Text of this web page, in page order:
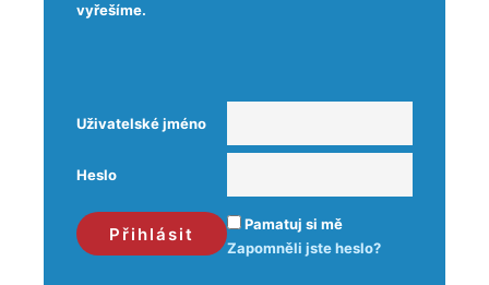
vyřešíme.
Uživatelské jméno
Heslo
Pamatuj si mě
Zapomněli jste heslo?